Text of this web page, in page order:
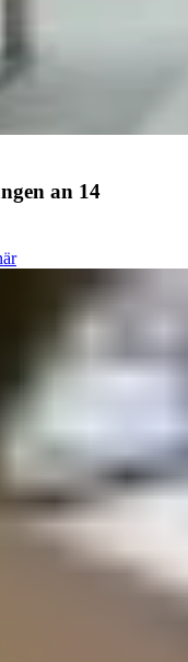
an 14